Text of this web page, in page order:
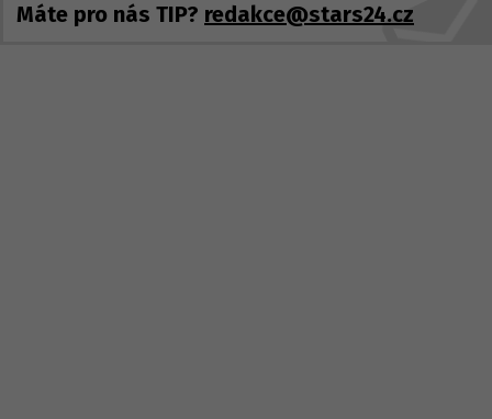
Máte pro nás TIP? redakce@stars24.cz